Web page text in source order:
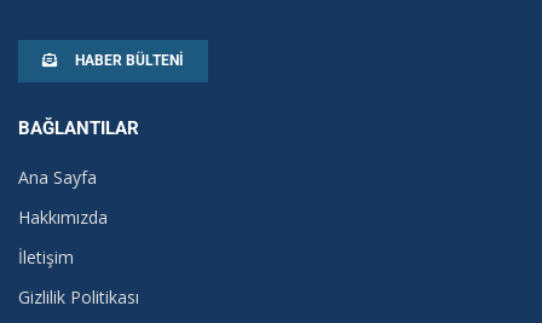
HABER BÜLTENI
BAĞLANTILAR
Ana Sayfa
Hakkımızda
İletişim
Gizlilik Politikası